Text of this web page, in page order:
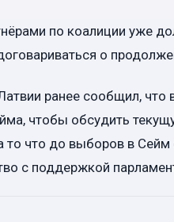
по коалиции уже
о
ранее сообщил, что
чтобы обсудить
то что до выборов в
с поддержкой